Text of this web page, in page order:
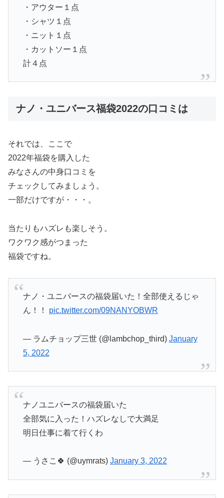
・アウター１点
・シャツ１点
・ニット１点
・カットソー１点
計４点
ナノ・ユニバース福袋2022の口コミは
それでは、ここで
2022年福袋を購入した
みなさんの中身口コミを
チェックしてみましょう。
一部だけですが・・・。
当たりもハズレも楽しそう。
ワクワク感がつまった
福袋ですね。
ナノ・ユニバースの福袋届いた！全部使えるじゃ
ん！！ pic.twitter.com/09NANYOBWR
— ラムチョップ三世 (@lambchop_third) January
5, 2022
ナノユニバースの福袋届いた
全部気に入った！ハズレなしで大満足
明日仕事に着て行くわ
— うさこ🍀 (@uymrats) January 3, 2022